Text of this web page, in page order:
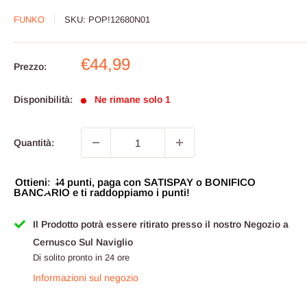
FUNKO SKU: POP!12680N01
Prezzo:
Prezzo
€44,99
Disponibilità: Ne rimane solo 1
Quantità:
Ottieni: 44 punti, paga con SATISPAY o BONIFICO
BANCARIO e ti raddoppiamo i punti!
Il Prodotto potrà essere ritirato presso il nostro Negozio a
Cernusco Sul Naviglio
Di solito pronto in 24 ore
Informazioni sul negozio